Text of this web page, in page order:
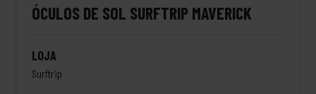
ÓCULOS DE SOL SURFTRIP MAVERICK
LOJA
Surftrip